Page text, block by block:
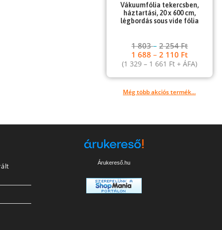
Vákuumfólia tekercsben,
háztartási, 20 x 600 cm,
légbordás sous vide fólia
1 803–2 254Ft
1 688–2 110 Ft
(1 329– 1 661 Ft + ÁFA)
Még több akciós termék...
Árukereső.hu